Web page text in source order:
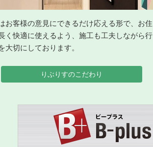
お客様の意見にできるだけ応える形で、お
く快適に使えるよう、施工も工夫しながら
大切にしております。
りぶりすのこだわり